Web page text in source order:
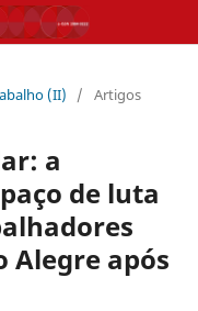
(II)
/ Artigos
a
de luta
Alegre após